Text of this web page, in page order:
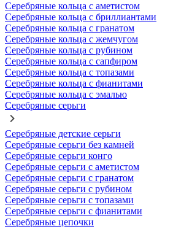
Серебряные кольца с аметистом
Серебряные кольца с бриллиантами
Серебряные кольца с гранатом
Серебряные кольца с жемчугом
Серебряные кольца с рубином
Серебряные кольца с сапфиром
Серебряные кольца с топазами
Серебряные кольца с фианитами
Серебряные кольца с эмалью
Серебряные серьги
Серебряные детские серьги
Серебряные серьги без камней
Серебряные серьги конго
Серебряные серьги с аметистом
Серебряные серьги с гранатом
Серебряные серьги с рубином
Серебряные серьги с топазами
Серебряные серьги с фианитами
Серебряные цепочки